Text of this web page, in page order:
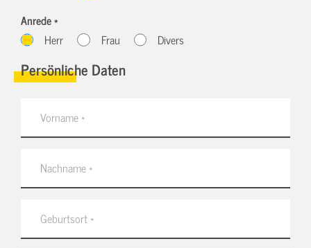
Anrede *
Herr
Frau Divers
Persönliche Daten